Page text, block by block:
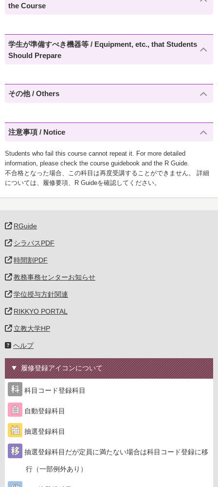
the Course
学生が準備すべき機器等 / Equipment, etc., that Students
Should Prepare
その他 / Others
注意事項 / Notice
Students who fail this course cannot repeat it. For more detailed
information, please check the course guidebook and the R Guide.
不合格となった場合、この科目は再度受講することができません。 詳細
については、履修要項、R Guideを確認してください。
RGuide
シラバスPDF
時間割PDF
教務事務センターお知らせ
学位授与方針関連
RIKKYO PORTAL
立教大学HP
ヘルプ
履修登録アイコンについて
科目コード登録科目
自動登録科目
抽選登録科目
抽選登録科目だが定員に満たない場合は科目コード登録に移
行（一部例外あり）